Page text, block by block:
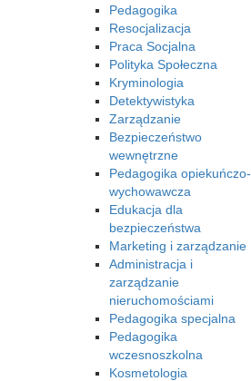
Pedagogika
Resocjalizacja
Praca Socjalna
Polityka Społeczna
Kryminologia
Detektywistyka
Zarządzanie
Bezpieczeństwo
wewnętrzne
Pedagogika opiekuńczo-
wychowawcza
Edukacja dla
bezpieczeństwa
Marketing i zarządzanie
Administracja i
zarządzanie
nieruchomościami
Pedagogika specjalna
Pedagogika
wczesnoszkolna
Kosmetologia